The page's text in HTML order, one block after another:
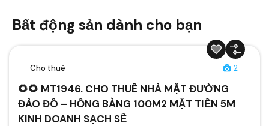
Bất động sản dành cho bạn
Cho thuê 2
🌻🌻 MT1946. CHO THUÊ NHÀ MẶT ĐƯỜNG
ĐÀO ĐÔ – HỒNG BÀNG 100M2 MẶT TIỀN 5M
KINH DOANH SẠCH SẼ